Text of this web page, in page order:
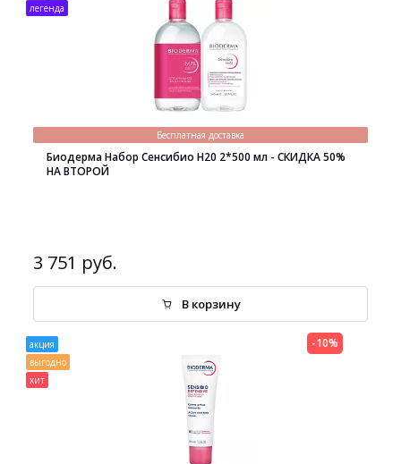
легенда
Бесплатная доставка
Биодерма Набор Сенсибио H20 2*500 мл - СКИДКА 50%
НА ВТОРОЙ
3 751 руб.
В корзину
акция
выгодно
хит
-10%